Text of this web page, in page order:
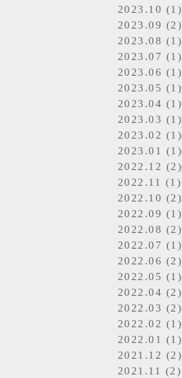
2023.10 (1)
2023.09 (2)
2023.08 (1)
2023.07 (1)
2023.06 (1)
2023.05 (1)
2023.04 (1)
2023.03 (1)
2023.02 (1)
2023.01 (1)
2022.12 (2)
2022.11 (1)
2022.10 (2)
2022.09 (1)
2022.08 (2)
2022.07 (1)
2022.06 (2)
2022.05 (1)
2022.04 (2)
2022.03 (2)
2022.02 (1)
2022.01 (1)
2021.12 (2)
2021.11 (2)